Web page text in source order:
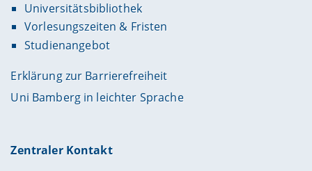
Universitätsbibliothek
Vorlesungszeiten & Fristen
Studienangebot
Erklärung zur Barrierefreiheit
Uni Bamberg in leichter Sprache
Zentraler Kontakt